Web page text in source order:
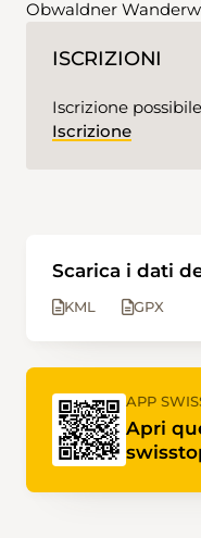
Obwaldner
ISCRIZIONI
Iscrizione
Iscrizione
Scarica i dati
KML GPX
APP
Apri